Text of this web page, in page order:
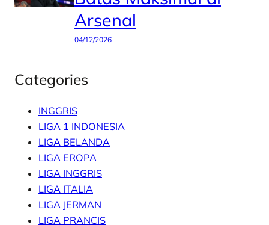
Arsenal
04/12/2026
Categories
INGGRIS
LIGA 1 INDONESIA
LIGA BELANDA
LIGA EROPA
LIGA INGGRIS
LIGA ITALIA
LIGA JERMAN
LIGA PRANCIS